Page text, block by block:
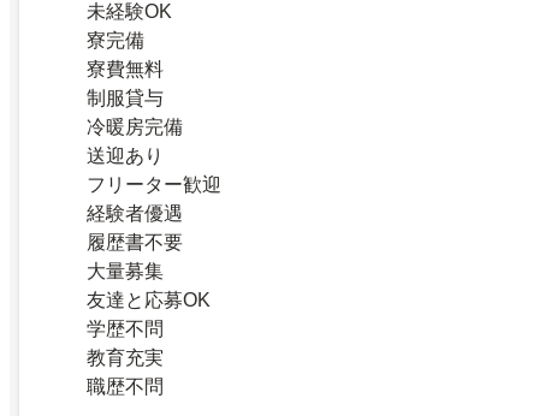
未経験OK
寮完備
寮費無料
制服貸与
冷暖房完備
送迎あり
フリーター歓迎
経験者優遇
履歴書不要
大量募集
友達と応募OK
学歴不問
教育充実
職歴不問